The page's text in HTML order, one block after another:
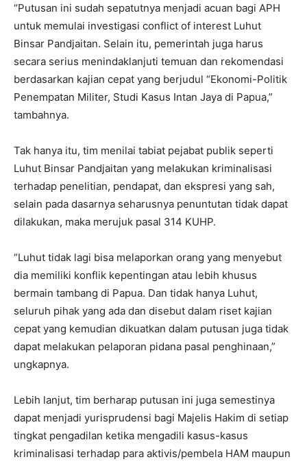
“Putusan ini sudah sepatutnya menjadi acuan bagi APH
untuk memulai investigasi conflict of interest Luhut
Binsar Pandjaitan. Selain itu, pemerintah juga harus
secara serius menindaklanjuti temuan dan rekomendasi
berdasarkan kajian cepat yang berjudul “Ekonomi-Politik
Penempatan Militer, Studi Kasus Intan Jaya di Papua,”
tambahnya.
Tak hanya itu, tim menilai tabiat pejabat publik seperti
Luhut Binsar Pandjaitan yang melakukan kriminalisasi
terhadap penelitian, pendapat, dan ekspresi yang sah,
selain pada dasarnya seharusnya penuntutan tidak dapat
dilakukan, maka merujuk pasal 314 KUHP.
“Luhut tidak lagi bisa melaporkan orang yang menyebut
dia memiliki konflik kepentingan atau lebih khusus
bermain tambang di Papua. Dan tidak hanya Luhut,
seluruh pihak yang ada dan disebut dalam riset kajian
cepat yang kemudian dikuatkan dalam putusan juga tidak
dapat melakukan pelaporan pidana pasal penghinaan,”
ungkapnya.
Lebih lanjut, tim berharap putusan ini juga semestinya
dapat menjadi yurisprudensi bagi Majelis Hakim di setiap
tingkat pengadilan ketika mengadili kasus-kasus
kriminalisasi terhadap para aktivis/pembela HAM maupun